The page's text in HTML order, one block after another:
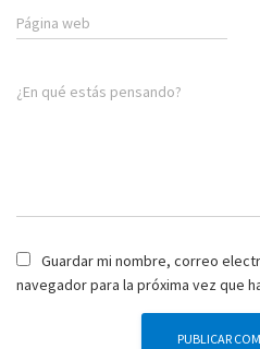
Página web
¿En qué estás pensando?
Guardar mi nombre, correo
navegador para la próxima vez que